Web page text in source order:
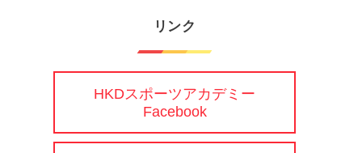
リンク
HKDスポーツアカデミー
Facebook